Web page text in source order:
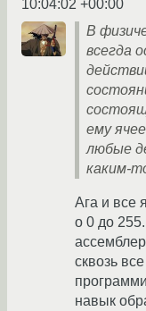
10:04:02 +00:00
В
всегда
ему
любые
каким-
Ага и все
о 0 до
сквозь
навык